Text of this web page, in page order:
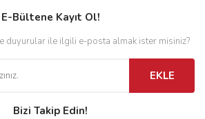
E-Bültene Kayıt Ol!
duyurular ile ilgili e-posta almak ister misiniz?
EKLE
Bizi Takip Edin!